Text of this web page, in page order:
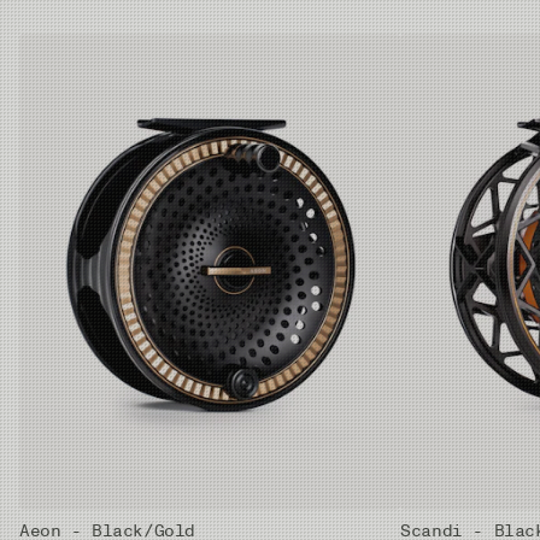
Aeon - Black/Gold
Scandi -